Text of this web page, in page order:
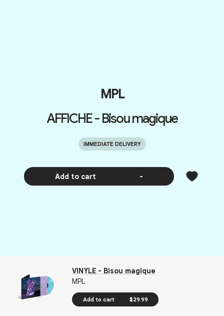
MPL
AFFICHE - Bisou magique
IMMEDIATE DELIVERY
Add to cart -
VINYLE - Bisou magique
MPL
Add to cart $29.99